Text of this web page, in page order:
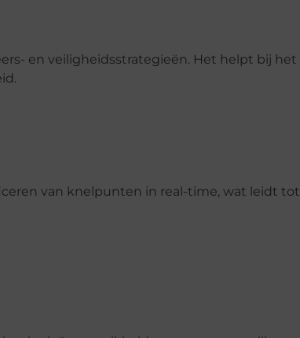
en veiligheidsstrategieën. Het helpt bij het
van knelpunten in real-time, wat leidt tot